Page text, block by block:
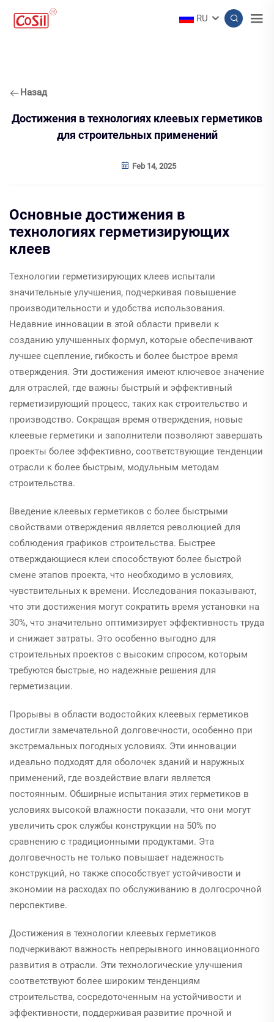
RU
Назад
Достижения в технологиях клеевых герметиков
для строительных применений
Feb 14, 2025
Основные достижения в
технологиях герметизирующих
клеев
Технологии герметизирующих клеев испытали
значительные улучшения, подчеркивая повышение
производительности и удобства использования.
Недавние инновации в этой области привели к
созданию улучшенных формул, которые обеспечивают
лучшее сцепление, гибкость и более быстрое время
отверждения. Эти достижения имеют ключевое значение
для отраслей, где важны быстрый и эффективный
герметизирующий процесс, таких как строительство и
производство. Сокращая время отверждения, новые
клеевые герметики и заполнители позволяют завершать
проекты более эффективно, соответствующие тенденции
отрасли к более быстрым, модульным методам
строительства.
Введение клеевых герметиков с более быстрыми
свойствами отверждения является революцией для
соблюдения графиков строительства. Быстрее
отверждающиеся клеи способствуют более быстрой
смене этапов проекта, что необходимо в условиях,
чувствительных к времени. Исследования показывают,
что эти достижения могут сократить время установки на
30%, что значительно оптимизирует эффективность труда
и снижает затраты. Это особенно выгодно для
строительных проектов с высоким спросом, которым
требуются быстрые, но надежные решения для
герметизации.
Прорывы в области водостойких клеевых герметиков
достигли замечательной долговечности, особенно при
экстремальных погодных условиях. Эти инновации
идеально подходят для оболочек зданий и наружных
применений, где воздействие влаги является
постоянным. Обширные испытания этих герметиков в
условиях высокой влажности показали, что они могут
увеличить срок службы конструкции на 50% по
сравнению с традиционными продуктами. Эта
долговечность не только повышает надежность
конструкций, но также способствует устойчивости и
экономии на расходах по обслуживанию в долгосрочной
перспективе.
Достижения в технологии клеевых герметиков
подчеркивают важность непрерывного инновационного
развития в отрасли. Эти технологические улучшения
соответствуют более широким тенденциям
строительства, сосредоточенным на устойчивости и
эффективности, поддерживая развитие прочной и